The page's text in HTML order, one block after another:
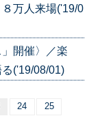
万人来場('19/0
開催〉／楽
('19/08/01)
24
25